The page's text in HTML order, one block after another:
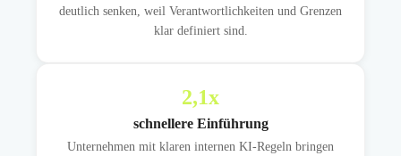
deutlich senken, weil Verantwortlichkeiten und Grenzen
klar definiert sind.
2,1x
schnellere Einführung
Unternehmen mit klaren internen KI-Regeln bringen